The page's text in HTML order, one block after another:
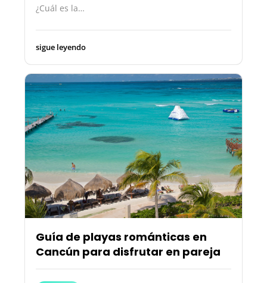
¿Cuál es la…
sigue leyendo
Guía de playas románticas en
Cancún para disfrutar en pareja